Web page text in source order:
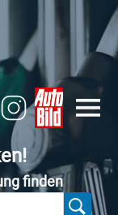
finden